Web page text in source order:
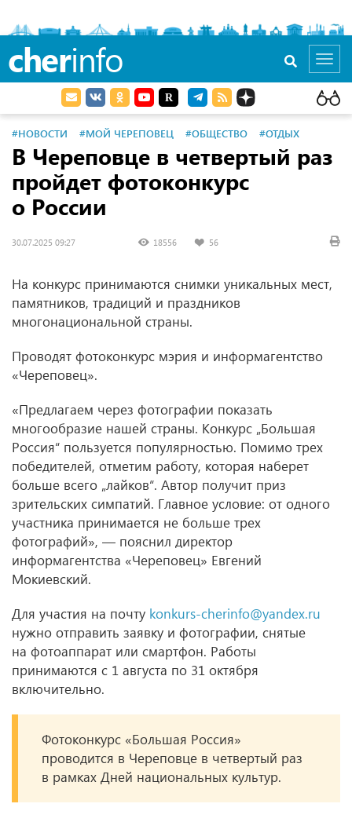
cherinfo
#НОВОСТИ #МОЙ ЧЕРЕПОВЕЦ #ОБЩЕСТВО #ОТДЫХ
В Череповце в четвертый раз
пройдет фотоконкурс
о России
30.07.2025 09:27 18556 56
На конкурс принимаются снимки уникальных мест,
памятников, традиций и праздников
многонациональной страны.
Проводят фотоконкурс мэрия и информагентство
«Череповец».
«Предлагаем через фотографии показать
многообразие нашей страны. Конкурс „Большая
Россия“ пользуется популярностью. Помимо трех
победителей, отметим работу, которая наберет
больше всего „лайков“. Автор получит приз
зрительских симпатий. Главное условие: от одного
участника принимается не больше трех
фотографий», — пояснил директор
информагентства «Череповец» Евгений
Мокиевский.
Для участия на почту konkurs-cherinfo@yandex.ru
нужно отправить заявку и фотографии, снятые
на фотоаппарат или смартфон. Работы
принимаются с 1 августа по 31 октября
включительно.
Фотоконкурс «Большая Россия»
проводится в Череповце в четвертый раз
в рамках Дней национальных культур.